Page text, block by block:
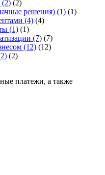
(2) (2)
решения) (1) (1)
(4) (4)
(1) (1)
(7) (7)
(12) (12)
(2)
платежи, а также